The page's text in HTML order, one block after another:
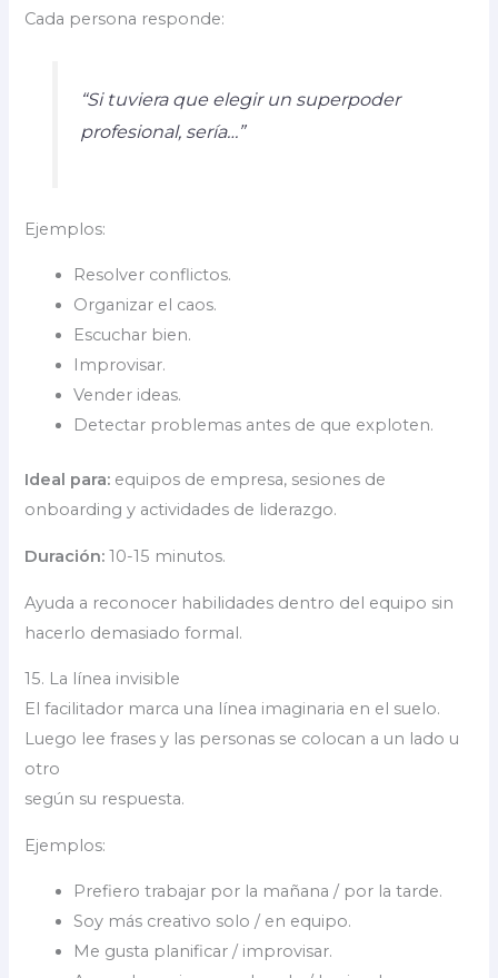
Cada persona responde:
“Si tuviera que elegir un superpoder
profesional, sería…”
Ejemplos:
Resolver conflictos.
Organizar el caos.
Escuchar bien.
Improvisar.
Vender ideas.
Detectar problemas antes de que exploten.
Ideal para: equipos de empresa, sesiones de
onboarding y actividades de liderazgo.
Duración: 10-15 minutos.
Ayuda a reconocer habilidades dentro del equipo sin
hacerlo demasiado formal.
15. La línea invisible
El facilitador marca una línea imaginaria en el suelo.
Luego lee frases y las personas se colocan a un lado u
otro
según su respuesta.
Ejemplos:
Prefiero trabajar por la mañana / por la tarde.
Soy más creativo solo / en equipo.
Me gusta planificar / improvisar.